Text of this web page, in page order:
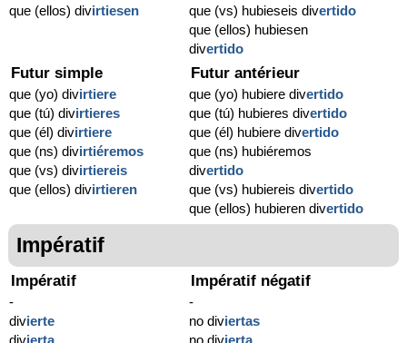
que (ellos) divirtiesen
que (vs) hubieseis divertido
que (ellos) hubiesen
divertido
Futur simple
que (yo) divirtiere
que (tú) divirtieres
que (él) divirtiere
que (ns) divirtiéremos
que (vs) divirtiereis
que (ellos) divirtieren
Futur antérieur
que (yo) hubiere divertido
que (tú) hubieres divertido
que (él) hubiere divertido
que (ns) hubiéremos
divertido
que (vs) hubiereis divertido
que (ellos) hubieren divertido
Impératif
Impératif
-
divierte
divierta
Impératif négatif
-
no diviertas
no divierta